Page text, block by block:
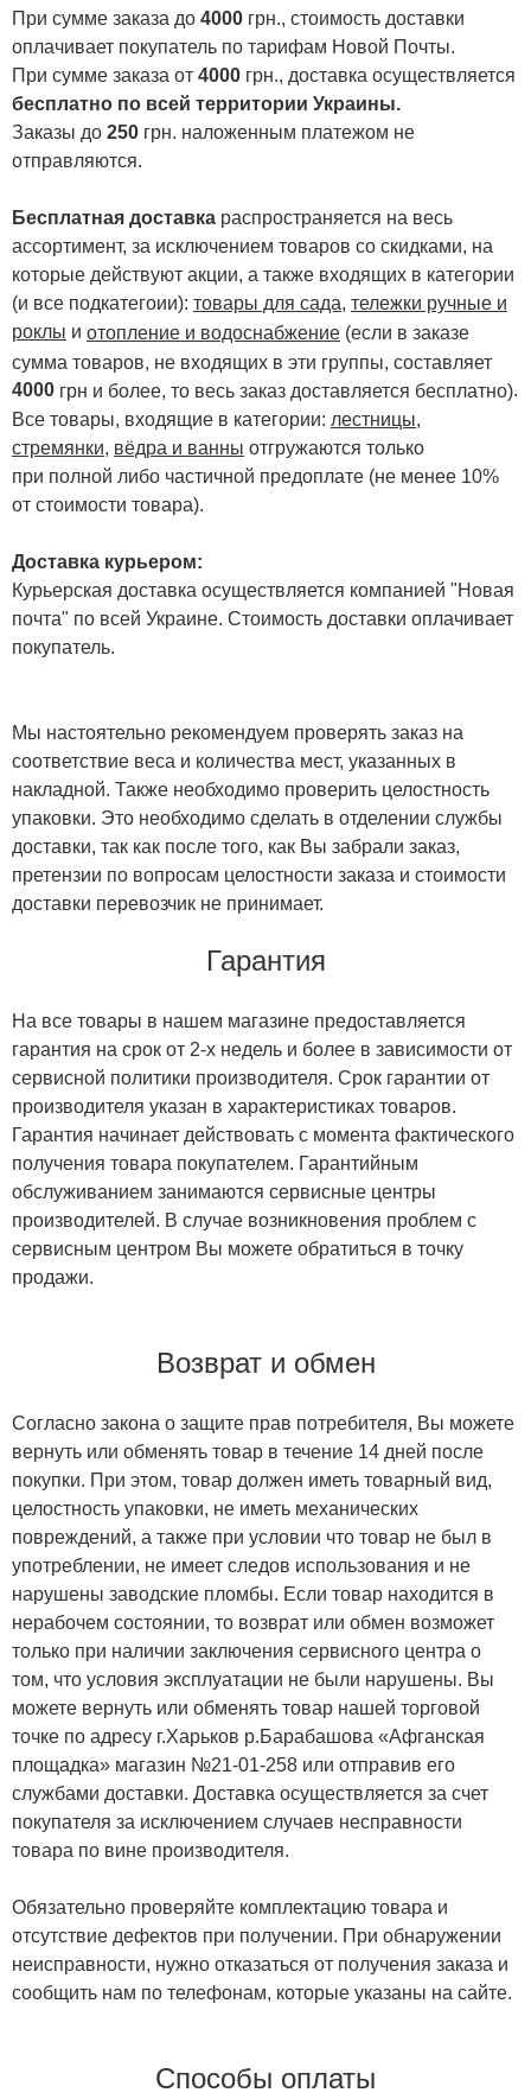
При сумме заказа до 4000 грн., стоимость доставки
оплачивает покупатель по тарифам Новой Почты.
При сумме заказа от 4000 грн., доставка осуществляется
бесплатно по всей территории Украины.
Заказы до 250 грн. наложенным платежом не
отправляются.
Бесплатная доставка распространяется на весь
ассортимент, за исключением товаров со скидками, на
которые действуют акции, а также входящих в категории
(и все подкатегоии): товары для сада, тележки ручные и
роклы и отопление и водоснабжение (если в заказе
сумма товаров, не входящих в эти группы, составляет
4000 грн и более, то весь заказ доставляется бесплатно).
Все товары, входящие в категории: лестницы,
стремянки, вёдра и ванны отгружаются только
при полной либо частичной предоплате (не менее 10%
от стоимости товара).
Доставка курьером:
Курьерская доставка осуществляется компанией "Новая
почта" по всей Украине. Стоимость доставки оплачивает
покупатель.
Мы настоятельно рекомендуем проверять заказ на
соответствие веса и количества мест, указанных в
накладной. Также необходимо проверить целостность
упаковки. Это необходимо сделать в отделении службы
доставки, так как после того, как Вы забрали заказ,
претензии по вопросам целостности заказа и стоимости
доставки перевозчик не принимает.
Гарантия
На все товары в нашем магазине предоставляется
гарантия на срок от 2-х недель и более в зависимости от
сервисной политики производителя. Срок гарантии от
производителя указан в характеристиках товаров.
Гарантия начинает действовать с момента фактического
получения товара покупателем. Гарантийным
обслуживанием занимаются сервисные центры
производителей. В случае возникновения проблем с
сервисным центром Вы можете обратиться в точку
продажи.
Возврат и обмен
Согласно закона о защите прав потребителя, Вы можете
вернуть или обменять товар в течение 14 дней после
покупки. При этом, товар должен иметь товарный вид,
целостность упаковки, не иметь механических
повреждений, а также при условии что товар не был в
употреблении, не имеет следов использования и не
нарушены заводские пломбы. Если товар находится в
нерабочем состоянии, то возврат или обмен возможет
только при наличии заключения сервисного центра о
том, что условия эксплуатации не были нарушены. Вы
можете вернуть или обменять товар нашей торговой
точке по адресу г.Харьков р.Барабашова «Афганская
площадка» магазин №21-01-258 или отправив его
службами доставки. Доставка осуществляется за счет
покупателя за исключением случаев несправности
товара по вине производителя.
Обязательно проверяйте комплектацию товара и
отсутствие дефектов при получении. При обнаружении
неисправности, нужно отказаться от получения заказа и
сообщить нам по телефонам, которые указаны на сайте.
Способы оплаты